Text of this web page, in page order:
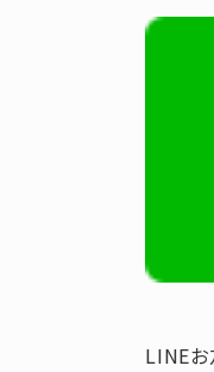
LINEお